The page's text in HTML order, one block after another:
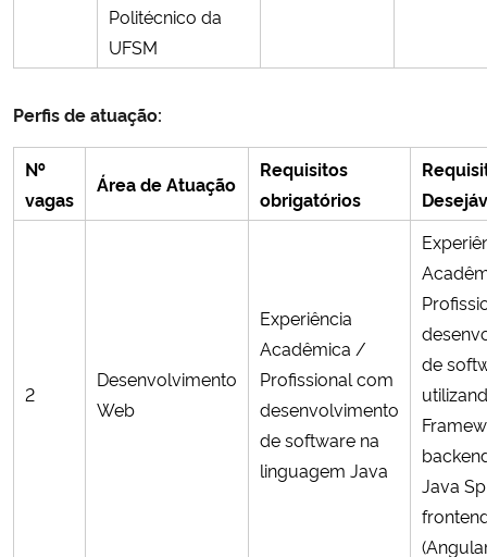
Politécnico da
UFSM
Perfis de atuação:
№
vagas
Área de Atuação
Requisitos
obrigatórios
2
Desenvolvimento
Web
Experiência
Acadêmica /
Profissional com
desenvolvimento
de software na
linguagem Java
de
Java